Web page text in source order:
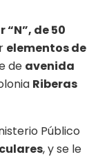
“N”, de 50
elementos de
de avenida
Riberas
Público
, y se le